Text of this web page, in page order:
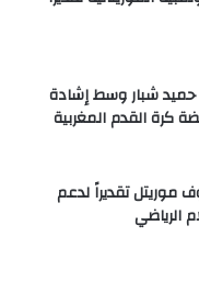
حميد شبار وسط إشادة
كرة القدم المغربية
موريتل تقديراً لدعم
الرياضي